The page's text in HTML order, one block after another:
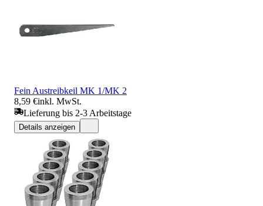
Fein Austreibkeil MK 1/MK 2
8,59 €inkl. MwSt.
Lieferung bis 2-3 Arbeitstage
Details anzeigen